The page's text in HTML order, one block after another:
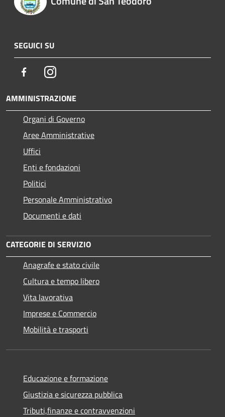
SEGUICI SU
FacebookInstagram
AMMINISTRAZIONE
Organi di Governo
Aree Amministrative
Uffici
Enti e fondazioni
Politici
Personale Amministrativo
Documenti e dati
CATEGORIE DI SERVIZIO
Anagrafe e stato civile
Cultura e tempo libero
Vita lavorativa
Imprese e Commercio
Mobilità e trasporti
Educazione e formazione
Giustizia e sicurezza pubblica
Tributi,finanze e contravvenzioni